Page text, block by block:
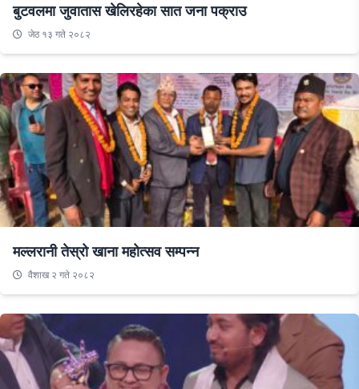
बुटवलमा जुवातास खेलिरहेका सात जना पक्राउ
जेठ १३ गते २०८२
मल्लरानी तेस्रो खाना महोत्सव सम्पन्न
वैशाख २ गते २०८२